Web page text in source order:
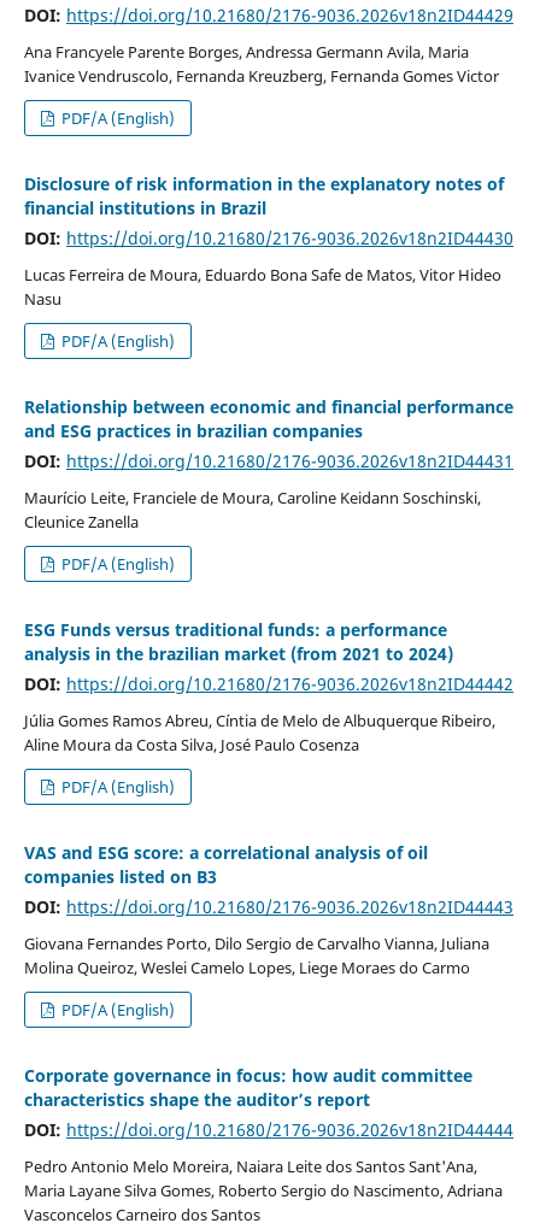
DOI: https://doi.org/10.21680/2176-9036.2026v18n2ID44429
Ana Francyele Parente Borges, Andressa Germann Avila, Maria
Ivanice Vendruscolo, Fernanda Kreuzberg, Fernanda Gomes Victor
PDF/A (English)
Disclosure of risk information in the explanatory notes of
financial institutions in Brazil
DOI: https://doi.org/10.21680/2176-9036.2026v18n2ID44430
Lucas Ferreira de Moura, Eduardo Bona Safe de Matos, Vitor Hideo
Nasu
PDF/A (English)
Relationship between economic and financial performance
and ESG practices in brazilian companies
DOI: https://doi.org/10.21680/2176-9036.2026v18n2ID44431
Maurício Leite, Franciele de Moura, Caroline Keidann Soschinski,
Cleunice Zanella
PDF/A (English)
ESG Funds versus traditional funds: a performance
analysis in the brazilian market (from 2021 to 2024)
DOI: https://doi.org/10.21680/2176-9036.2026v18n2ID44442
Júlia Gomes Ramos Abreu, Cíntia de Melo de Albuquerque Ribeiro,
Aline Moura da Costa Silva, José Paulo Cosenza
PDF/A (English)
VAS and ESG score: a correlational analysis of oil
companies listed on B3
DOI: https://doi.org/10.21680/2176-9036.2026v18n2ID44443
Giovana Fernandes Porto, Dilo Sergio de Carvalho Vianna, Juliana
Molina Queiroz, Weslei Camelo Lopes, Liege Moraes do Carmo
PDF/A (English)
Corporate governance in focus: how audit committee
characteristics shape the auditor’s report
DOI: https://doi.org/10.21680/2176-9036.2026v18n2ID44444
Pedro Antonio Melo Moreira, Naiara Leite dos Santos Sant'Ana,
Maria Layane Silva Gomes, Roberto Sergio do Nascimento, Adriana
Vasconcelos Carneiro dos Santos